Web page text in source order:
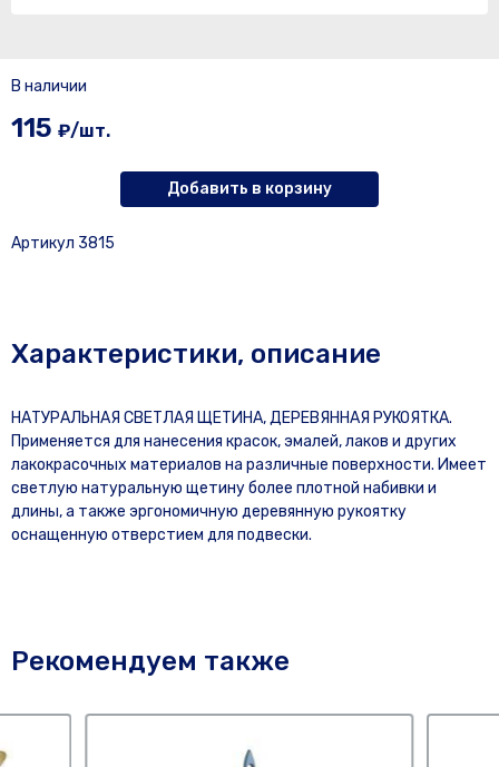
В наличии
115 ₽/шт.
Добавить в корзину
Артикул 3815
Характеристики, описание
НАТУРАЛЬНАЯ СВЕТЛАЯ ЩЕТИНА, ДЕРЕВЯННАЯ РУКОЯТКА.
Применяется для нанесения красок, эмалей, лаков и других
лакокрасочных материалов на различные поверхности. Имеет
светлую натуральную щетину более плотной набивки и
длины, а также эргономичную деревянную рукоятку
оснащенную отверстием для подвески.
Рекомендуем также